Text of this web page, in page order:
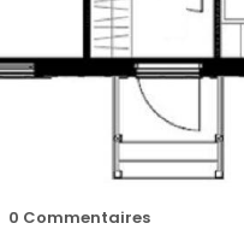
0 Commentaires